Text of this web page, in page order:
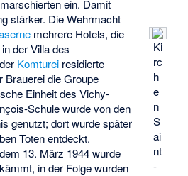
Ki
rc
h
e
n
S
ai
nt
-
ein. Damit
stärker. Die Wehrmacht
mehrere Hotels, die
der Villa des
Komturei residierte
Brauerei dieGroupe
Einheit des Vichy-
Schule wurde von den
genutzt; dort wurde später
Toten entdeckt.
13. März 1944 wurde
in der Folge wurden